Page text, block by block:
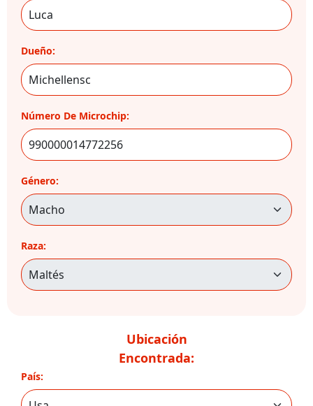
Dueño:
Número De Microchip:
Género:
Raza:
Ubicación
Encontrada:
País: